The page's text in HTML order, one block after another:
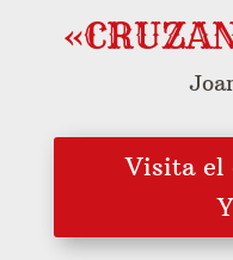
Visita el